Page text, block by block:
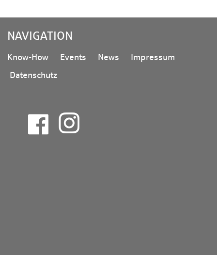
NA­VI­GA­TI­ON
Know-How Events News
Impressum
Datenschutz